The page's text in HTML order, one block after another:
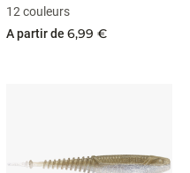
12 couleurs
A partir de 6,99 €